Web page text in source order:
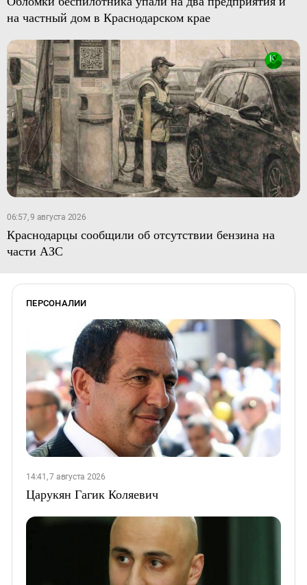
на частный дом в Краснодарском крае
06:57, 9 августа 2026
Краснодарцы сообщили об отсутствии бензина на
части АЗС
ПЕРСОНАЛИИ
14:41, 7 августа 2026
Царукян Гагик Коляевич